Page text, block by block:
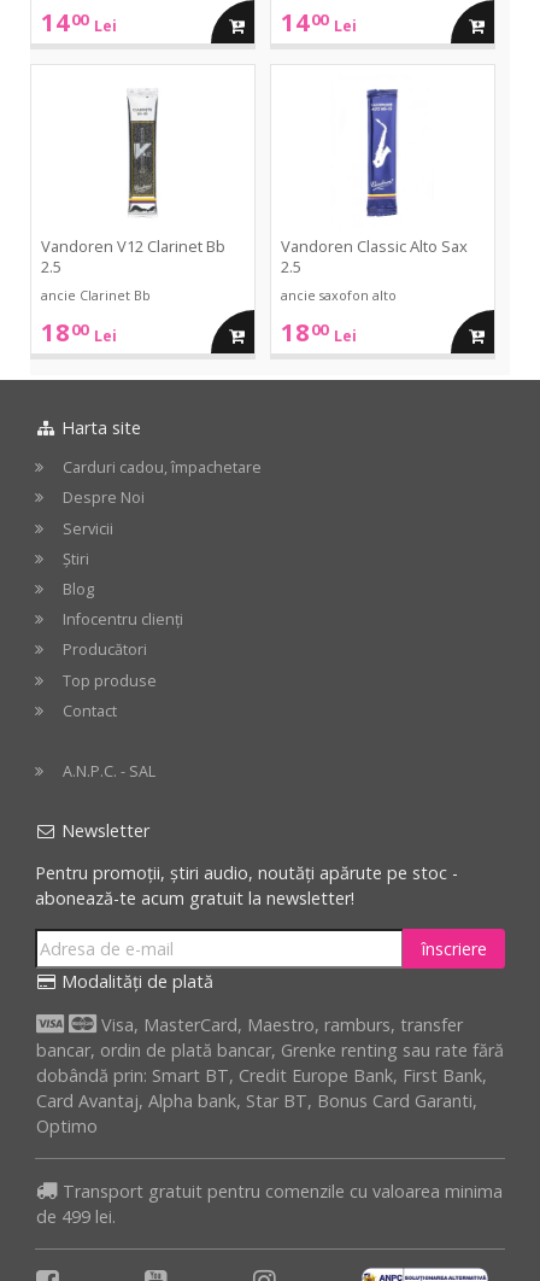
1400 Lei adauga 1400 Lei adauga
Vandoren V12 Clarinet Bb
2.5
ancie Clarinet Bb
1800 Lei adauga
in
Vandoren Classic Alto Sax
2.5
ancie saxofon alto
1800 Lei adauga
in
Harta site
Carduri cadou, împachetare
Despre Noi
Servicii
Știri
Blog
Infocentru clienți
Producători
Top produse
Contact
A.N.P.C. - SAL
Newsletter
Pentru promoții, știri audio, noutăți apărute pe stoc -
abonează-te acum gratuit la newsletter!
înscriere
Modalități de plată
Visa, MasterCard, Maestro, ramburs, transfer
bancar, ordin de plată bancar, Grenke renting sau rate fără
dobândă prin: Smart BT, Credit Europe Bank, First Bank,
Card Avantaj, Alpha bank, Star BT, Bonus Card Garanti,
Optimo
Transport gratuit pentru comenzile cu valoarea minima
de 499 lei.